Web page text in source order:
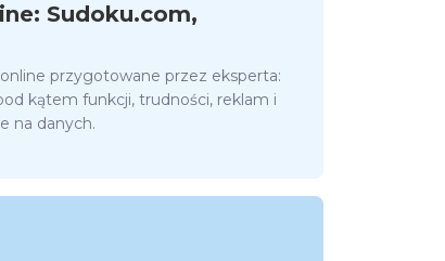
Sudoku.com,
przygotowane przez eksperta:
kątem funkcji, trudności, reklam i
na danych.